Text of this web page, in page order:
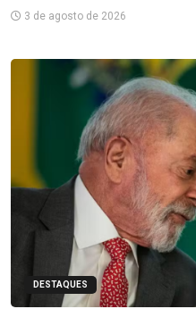
3 de agosto de 2026
DESTAQUES